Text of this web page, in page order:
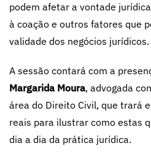
podem afetar a vontade
à coação e outros fatores que
validade dos negócios jurídicos.
A sessão contará com a
Margarida Moura, advogada
área do Direito Civil, que trará
reais para ilustrar como estas
dia a dia da prática jurídica.